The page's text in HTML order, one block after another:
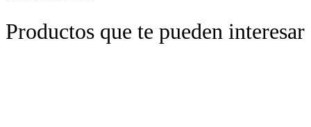
Productos que te pueden interesar